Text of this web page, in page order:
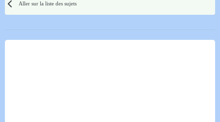
Aller sur la liste des sujets